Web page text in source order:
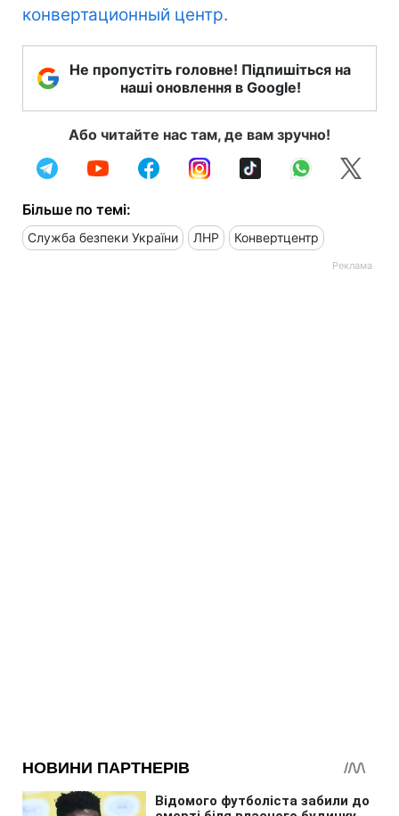
конвертационный центр.
Не пропустіть головне! Підпишіться на
наші оновлення в Google!
Або читайте нас там, де вам зручно!
Більше по темі:
Служба безпеки України ЛНР Конвертцентр